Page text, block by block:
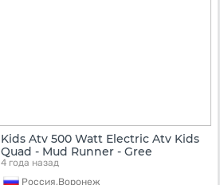
Kids Atv 500 Watt Electric Atv Kids
Quad - Mud Runner - Gree
4 года назад
Россия,Воронеж